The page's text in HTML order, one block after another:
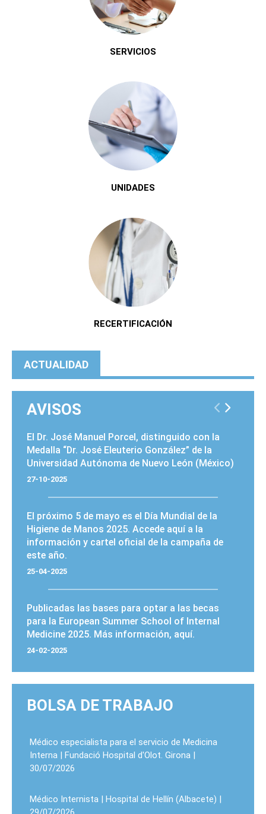
SERVICIOS
UNIDADES
RECERTIFICACIÓN
ACTUALIDAD
AVISOS
El Dr. José Manuel Porcel, distinguido con la
Medalla “Dr. José Eleuterio González” de la
Universidad Autónoma de Nuevo León (México)
27-10-2025
El próximo 5 de mayo es el Día Mundial de la
Higiene de Manos 2025. Accede aquí a la
información y cartel oficial de la campaña de
este año.
25-04-2025
Publicadas las bases para optar a las becas
para la European Summer School of Internal
Medicine 2025. Más información, aquí.
24-02-2025
PÁGINAS
BOLSA DE TRABAJO
Médico especialista para el servicio de Medicina
Interna | Fundació Hospital d'Olot. Girona |
30/07/2026
Médico Internista | Hospital de Hellín (Albacete) |